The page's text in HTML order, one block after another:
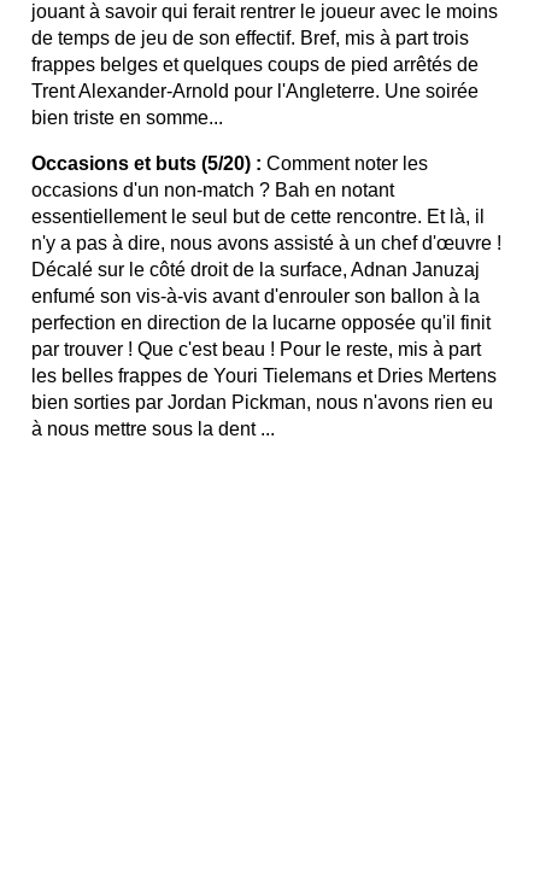
jouant à savoir qui ferait rentrer le joueur avec le moins
de temps de jeu de son effectif. Bref, mis à part trois
frappes belges et quelques coups de pied arrêtés de
Trent Alexander-Arnold pour l'Angleterre. Une soirée
bien triste en somme...
Occasions et buts (5/20) : Comment noter les
occasions d'un non-match ? Bah en notant
essentiellement le seul but de cette rencontre. Et là, il
n'y a pas à dire, nous avons assisté à un chef d'œuvre !
Décalé sur le côté droit de la surface, Adnan Januzaj
enfumé son vis-à-vis avant d'enrouler son ballon à la
perfection en direction de la lucarne opposée qu'il finit
par trouver ! Que c'est beau ! Pour le reste, mis à part
les belles frappes de Youri Tielemans et Dries Mertens
bien sorties par Jordan Pickman, nous n'avons rien eu
à nous mettre sous la dent ...